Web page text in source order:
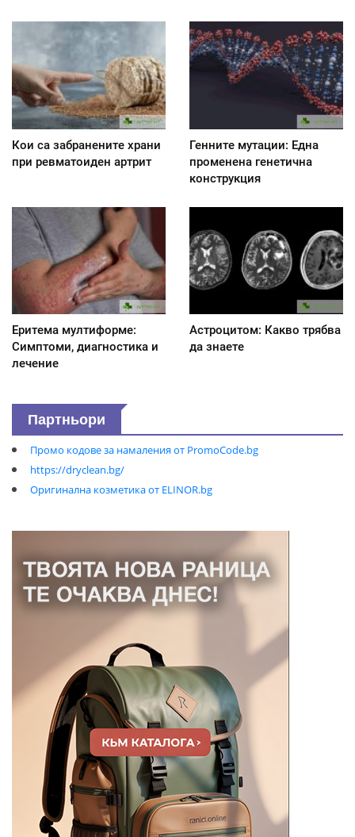
Кои са забранените храни
при ревматоиден артрит
Генните мутации: Една
променена генетична
конструкция
Еритема мултиформе:
Симптоми, диагностика и
лечение
Астроцитом: Какво трябва
да знаете
Партньори
Промо кодове за намаления от PromoCode.bg
https://dryclean.bg/
Оригинална козметика от ELINOR.bg